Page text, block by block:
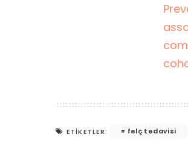
ETIKETLER: felç tedavisi